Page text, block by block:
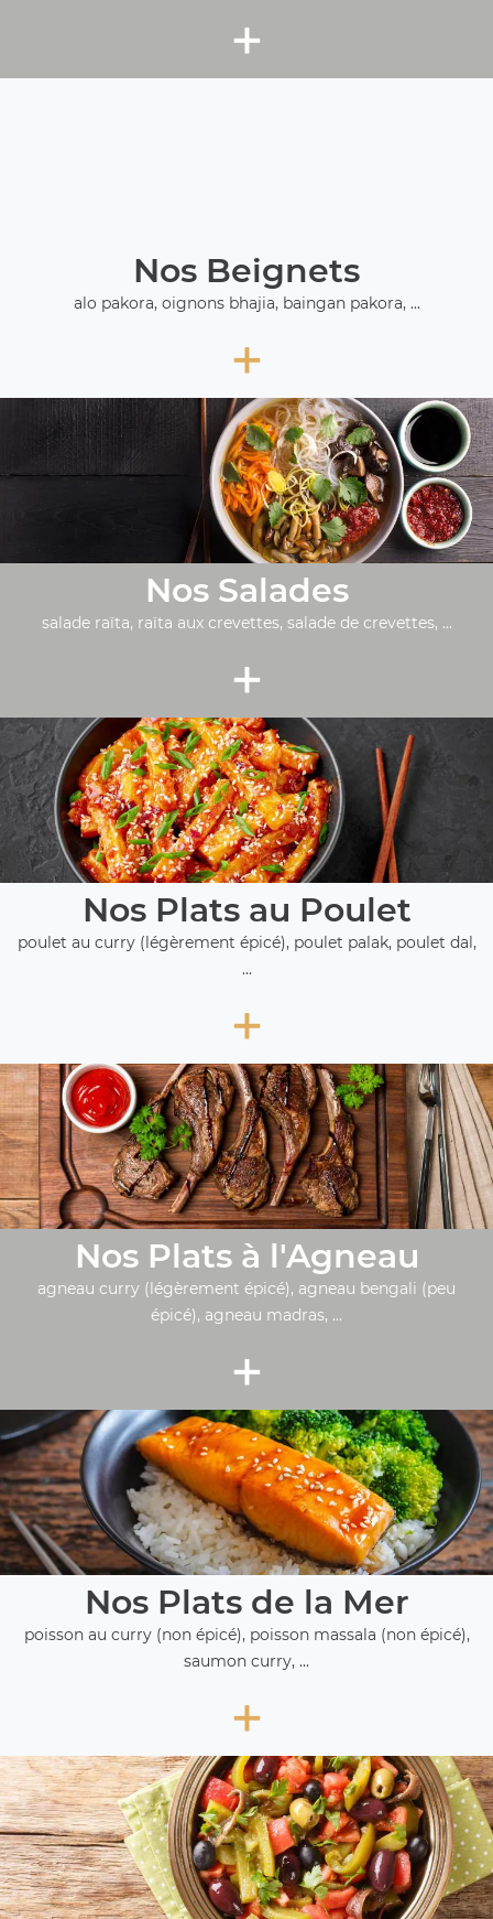
+
Nos Beignets
alo pakora, oignons bhajia, baingan pakora, ...
+
Nos Salades
salade raïta, raïta aux crevettes, salade de crevettes, ...
+
Nos Plats au Poulet
poulet au curry (légèrement épicé), poulet palak, poulet dal,
...
+
Nos Plats à l'Agneau
agneau curry (légèrement épicé), agneau bengali (peu
épicé), agneau madras, ...
+
Nos Plats de la Mer
poisson au curry (non épicé), poisson massala (non épicé),
saumon curry, ...
+